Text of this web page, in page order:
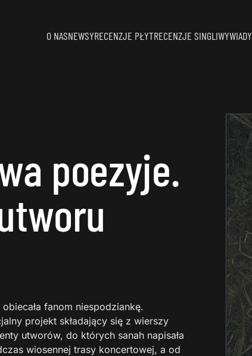
O NASNEWSYRECENZJE PŁYTRECENZJE SINGLIWYWIADY
poezyje.
fanom niespodziankę.
projekt składający się z wierszy
utworów, do których sanah napisała
wiosennej trasy koncertowej, a od